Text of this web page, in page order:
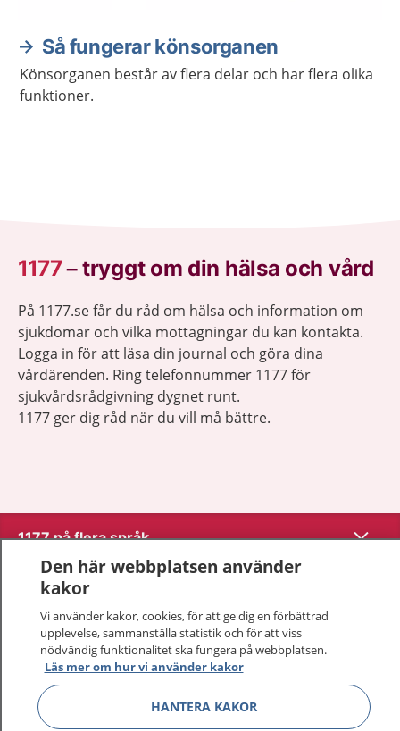
Så fungerar könsorganen
Könsorganen består av flera delar och har flera olika
funktioner.
1177–tryggt om din hälsa och vård
På 1177.se får du råd om hälsa och information om
sjukdomar och vilka mottagningar du kan kontakta.
Logga in för att läsa din journal och göra dina
vårdärenden. Ring telefonnummer 1177 för
sjukvårdsrådgivning dygnet runt.
1177 ger dig råd när du vill må bättre.
1177 på flera språk Visa
Om 1177
Kontakt
Behandling av personuppgifter
Den här webbplatsen använder
kakor
Vi använder kakor, cookies, för att ge dig en förbättrad
upplevelse, sammanställa statistik och för att viss
nödvändig funktionalitet ska fungera på webbplatsen.
Läs mer om hur vi använder kakor
HANTERA KAKOR